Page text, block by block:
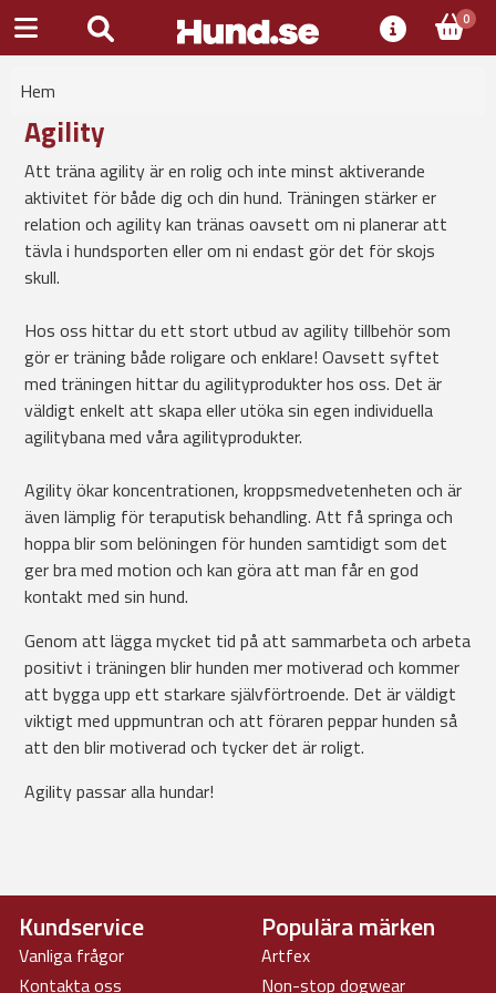
0
Hem
Agility
Att träna agility är en rolig och inte minst aktiverande
aktivitet för både dig och din hund. Träningen stärker er
relation och agility kan tränas oavsett om ni planerar att
tävla i hundsporten eller om ni endast gör det för skojs
skull.
Hos oss hittar du ett stort utbud av agility tillbehör som
gör er träning både roligare och enklare! Oavsett syftet
med träningen hittar du agilityprodukter hos oss. Det är
väldigt enkelt att skapa eller utöka sin egen individuella
agilitybana med våra agilityprodukter.
Agility ökar koncentrationen, kroppsmedvetenheten och är
även lämplig för teraputisk behandling. Att få springa och
hoppa blir som belöningen för hunden samtidigt som det
ger bra med motion och kan göra att man får en god
kontakt med sin hund.
Genom att lägga mycket tid på att sammarbeta och arbeta
positivt i träningen blir hunden mer motiverad och kommer
att bygga upp ett starkare självförtroende. Det är väldigt
viktigt med uppmuntran och att föraren peppar hunden så
att den blir motiverad och tycker det är roligt.
Agility passar alla hundar!
Kundservice
Vanliga frågor
Kontakta oss
Populära märken
Artfex
Non-stop dogwear